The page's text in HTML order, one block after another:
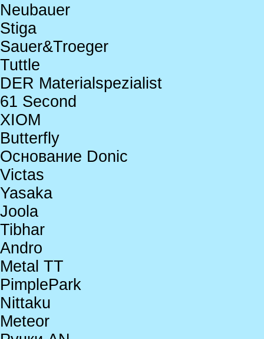
Neubauer
Stiga
Sauer&Troeger
Tuttle
DER Materialspezialist
61 Second
XIOM
Butterfly
Основание Donic
Victas
Yasaka
Joola
Tibhar
Andro
Metal TT
PimplePark
Nittaku
Meteor